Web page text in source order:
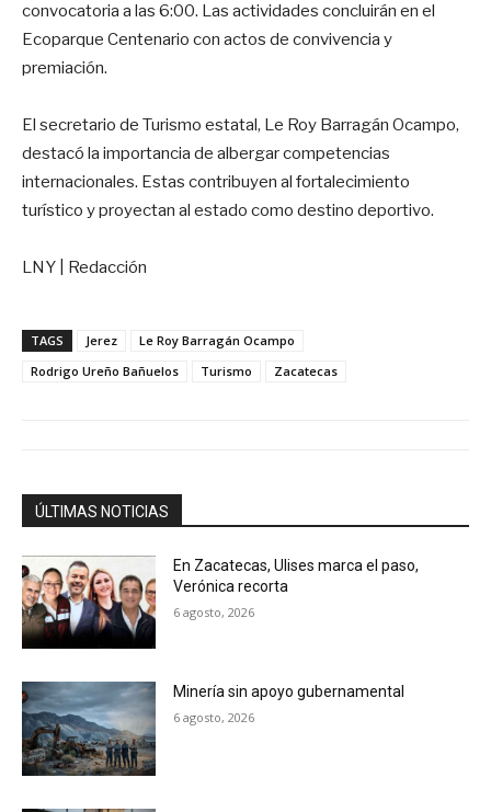
convocatoria a las 6:00. Las actividades concluirán en el
Ecoparque Centenario con actos de convivencia y
premiación.
El secretario de Turismo estatal, Le Roy Barragán Ocampo,
destacó la importancia de albergar competencias
internacionales. Estas contribuyen al fortalecimiento
turístico y proyectan al estado como destino deportivo.
LNY | Redacción
TAGS Jerez
Le Roy Barragán Ocampo
Rodrigo Ureño Bañuelos
Turismo Zacatecas
ÚLTIMAS NOTICIAS
En Zacatecas, Ulises marca el paso,
Verónica recorta
6 agosto, 2026
Minería sin apoyo gubernamental
6 agosto, 2026